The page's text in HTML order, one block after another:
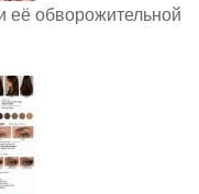
обворожительной